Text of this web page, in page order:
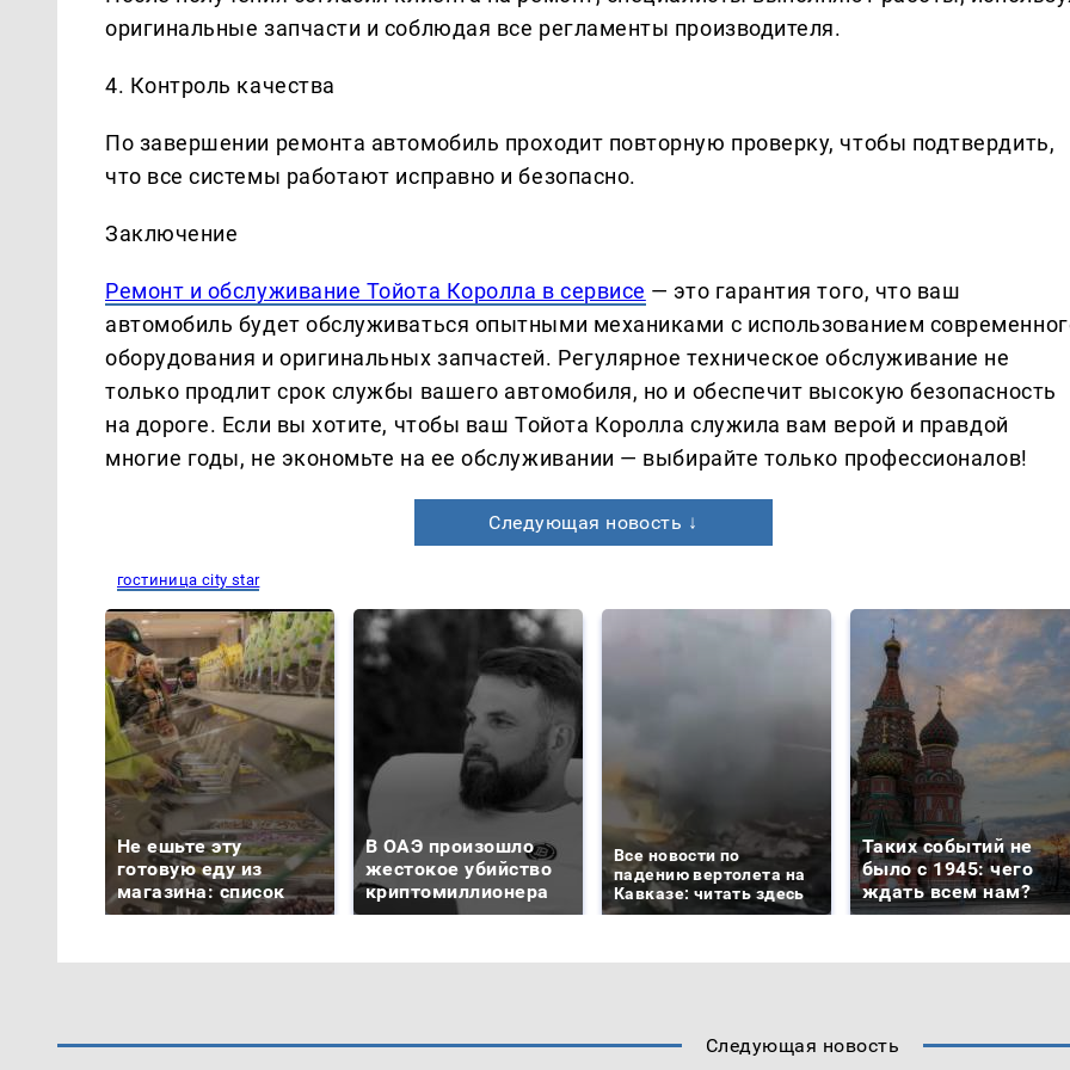
оригинальные запчасти и соблюдая все регламенты производителя.
4. Контроль качества
По завершении ремонта автомобиль проходит повторную проверку, чтобы подтвердить,
что все системы работают исправно и безопасно.
Заключение
Ремонт и обслуживание Тойота Королла в сервисе — это гарантия того, что ваш
автомобиль будет обслуживаться опытными механиками с использованием
оборудования и оригинальных запчастей. Регулярное техническое обслуживание не
только продлит срок службы вашего автомобиля, но и обеспечит высокую безопасность
на дороге. Если вы хотите, чтобы ваш Тойота Королла служила вам верой и правдой
многие годы, не экономьте на ее обслуживании — выбирайте только профессионалов!
Следующая новость ↓
гостиница city star
Не ешьте эту
готовую еду из
магазина: список
В ОАЭ произошло
жестокое убийство
криптомиллионера
Все новости по
падению вертолета на
Кавказе: читать здесь
Таких событий не
было с 1945: чего
ждать всем нам?
Следующая новость